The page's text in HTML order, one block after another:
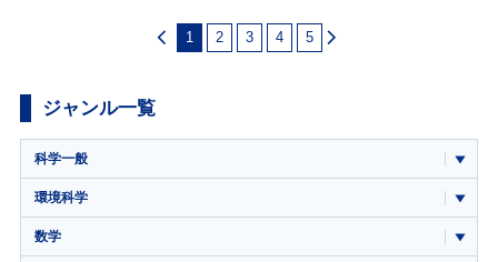
1 2 3 4 5
ジャンル一覧
科学一般
環境科学
数学